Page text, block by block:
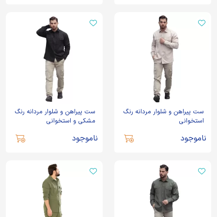
ست پیراهن و شلوار مردانه رنگ
استخوانی
ناموجود
ست پیراهن و شلوار مردانه رنگ
مشکی و استخوانی
ناموجود